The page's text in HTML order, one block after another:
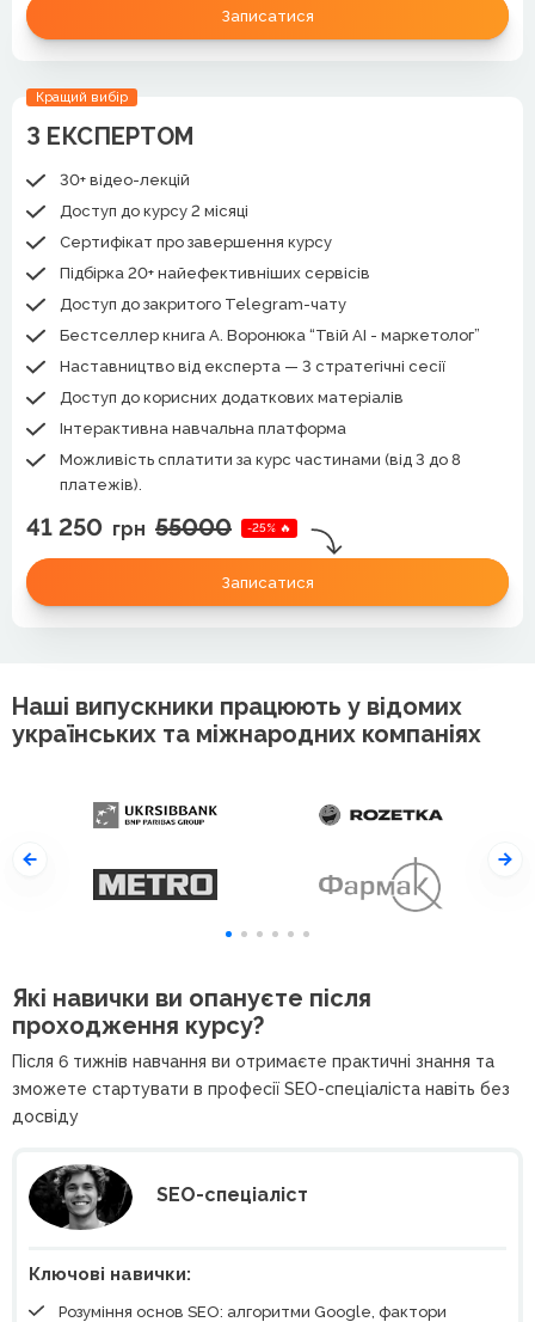
Записатися
Кращий вибір
З ЕКСПЕРТОМ
30+ відео-лекцій
Доступ до курсу 2 місяці
Сертифікат про завершення курсу
Підбірка 20+ найефективніших сервісів
Доступ до закритого Telegram-чату
Бестселлер книга А. Воронюка “Твій АІ - маркетолог”
Наставництво від експерта — 3 стратегічні сесії
Доступ до корисних додаткових матеріалів
Інтерактивна навчальна платформа
Можливість сплатити за курс частинами (від 3 до 8
платежів).
41 250 грн 55000 -25% 🔥
Записатися
Наші випускники працюють у відомих
українських та міжнародних компаніях
Які навички ви опануєте після
проходження курсу?
Після 6 тижнів навчання ви отримаєте практичні знання та
зможете стартувати в професії SEO-спеціаліста навіть без
досвіду
SEO-спеціаліст
Ключові навички:
Розуміння основ SEO: алгоритми Google, фактори